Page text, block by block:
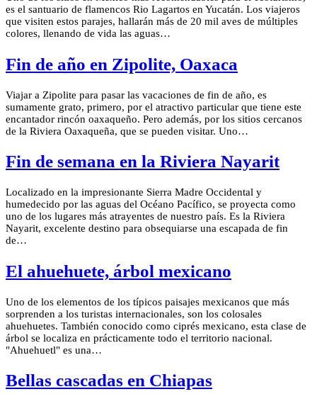
es el santuario de flamencos Rio Lagartos en Yucatán. Los viajeros
que visiten estos parajes, hallarán más de 20 mil aves de múltiples
colores, llenando de vida las aguas…
Fin de año en Zipolite, Oaxaca
Viajar a Zipolite para pasar las vacaciones de fin de año, es
sumamente grato, primero, por el atractivo particular que tiene este
encantador rincón oaxaqueño. Pero además, por los sitios cercanos
de la Riviera Oaxaqueña, que se pueden visitar. Uno…
Fin de semana en la Riviera Nayarit
Localizado en la impresionante Sierra Madre Occidental y
humedecido por las aguas del Océano Pacífico, se proyecta como
uno de los lugares más atrayentes de nuestro país. Es la Riviera
Nayarit, excelente destino para obsequiarse una escapada de fin
de…
El ahuehuete, árbol mexicano
Uno de los elementos de los típicos paisajes mexicanos que más
sorprenden a los turistas internacionales, son los colosales
ahuehuetes. También conocido como ciprés mexicano, esta clase de
árbol se localiza en prácticamente todo el territorio nacional.
"Ahuehuetl" es una…
Bellas cascadas en Chiapas